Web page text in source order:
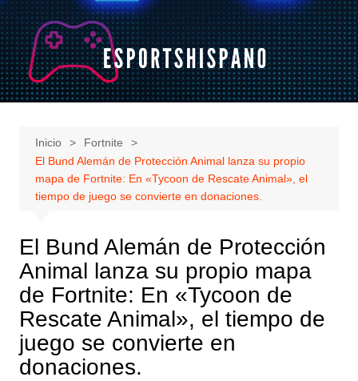
Saltar
al
contenido
Inicio
Fortnite
El Bund Alemán de Protección Animal lanza su propio
mapa de Fortnite: En «Tycoon de Rescate Animal», el
tiempo de juego se convierte en donaciones.
El Bund Alemán de Protección
Animal lanza su propio mapa
de Fortnite: En «Tycoon de
Rescate Animal», el tiempo de
juego se convierte en
donaciones.